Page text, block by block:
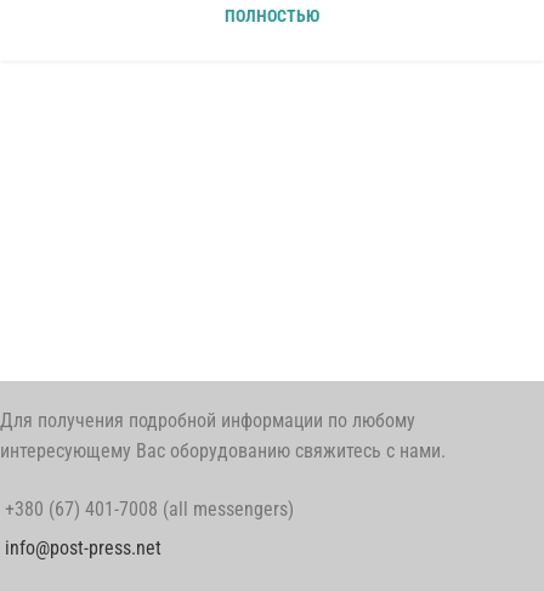
ПОЛНОСТЬЮ
Для получения подробной информации по любому
интересующему Вас оборудованию свяжитесь с нами.
+380 (67) 401-7008 (all messengers)
info@post-press.net